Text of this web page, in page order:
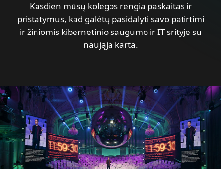
Kasdien mūsų kolegos rengia paskaitas ir
pristatymus, kad galėtų pasidalyti savo patirtimi
ir žiniomis kibernetinio saugumo ir IT srityje su
naująja karta.